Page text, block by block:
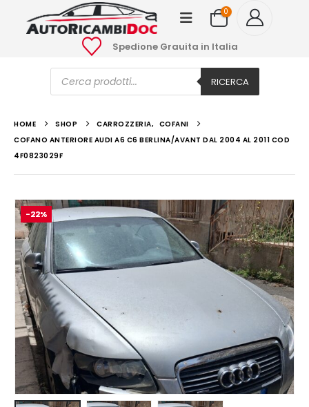
0
Spedione Grauita in Italia
Ricerca
prodotti RICERCA
HOME SHOP CARROZZERIA, COFANI
COFANO ANTERIORE AUDI A6 C6 BERLINA/AVANT DAL 2004 AL 2011 COD
4F0823029F
-22%